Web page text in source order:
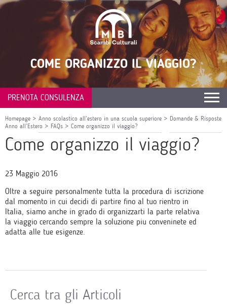
COME ORGANIZZO IL VIAGGIO?
PRENOTA CONSULENZA
Homepage > Anno scolastico all’estero in una scuola superiore > Domande & Risposte
Anno all’Estero > FAQs > Come organizzo il viaggio?
Come organizzo il viaggio?
23 Maggio 2016
Oltre a seguire personalmente tutta la procedura di iscrizione
dal momento in cui decidi di partire fino al tuo rientro in
Italia, siamo anche in grado di organizzarti la parte relativa
la viaggio cercando sempre la soluzione piu conveninete ed
adatta alle tue esigenze.
Cerca tra gli Articoli